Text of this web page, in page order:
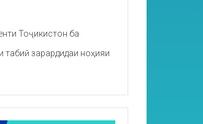
Тоҷикистон ба
табиӣ зарардидаи ноҳияи